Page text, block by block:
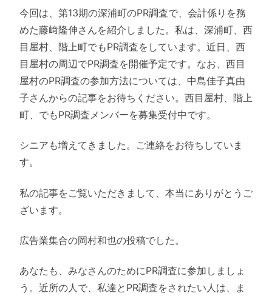
今回は、第13期の深浦町のPR調査で、会計係りを務
めた藤﨑隆伸さんを紹介しました。私は、深浦町、西
目屋村、階上町でもPR調査をしています。近日、西
目屋村の周辺でPR調査を開催予定です。なお、西目
屋村のPR調査の参加方法については、中島佳子真由
子さんからの記事をお待ちください。西目屋村、階上
町、でもPR調査メンバーを募集受付中です。
シニアも増えてきました。ご連絡をお待ちしていま
す。
私の記事をご覧いただきまして、本当にありがとうご
ざいます。
広告業集合の岡村和也の投稿でした。
あなたも、みなさんのためにPR調査に参加しましょ
う。近所の人で、私達とPR調査をされたい人は、ま